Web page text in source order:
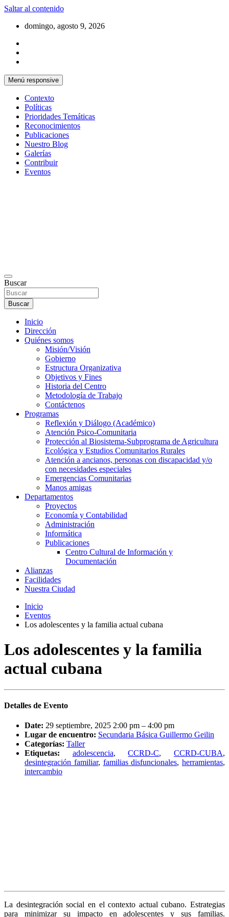
Saltar al contenido
domingo, agosto 9, 2026
Menú responsive
Contexto
Políticas
Prioridades Temáticas
Reconocimientos
Publicaciones
Nuestro Blog
Galerías
Contribuir
Eventos
Buscar
Buscar
Inicio
Dirección
Quiénes somos
Misión/Visión
Gobierno
Estructura Organizativa
Objetivos y Fines
Historia del Centro
Metodología de Trabajo
Contáctenos
Programas
Reflexión y Diálogo (Académico)
Atención Psico-Comunitaria
Protección al Biosistema-Subprograma de Agricultura
Ecológica y Estudios Comunitarios Rurales
Atención a ancianos, personas con discapacidad y/o
con necesidades especiales
Emergencias Comunitarias
Manos amigas
Departamentos
Proyectos
Economía y Contabilidad
Administración
Informática
Publicaciones
Centro Cultural de Información y
Documentación
Alianzas
Facilidades
Nuestra Ciudad
Inicio
Eventos
Los adolescentes y la familia actual cubana
Los adolescentes y la familia
actual cubana
Detalles de Evento
Date: 29 septiembre, 2025 2:00 pm – 4:00 pm
Lugar de encuentro: Secundaria Básica Guillermo Geilin
Categorías: Taller
Etiquetas:
adolescencia,CCRD-C,CCRD-CUBA,
desintegración familiar, familias disfuncionales, herramientas,
intercambio
La desintegración social en el contexto actual cubano. Estrategias
para minimizar su impacto en adolescentes y sus familias.